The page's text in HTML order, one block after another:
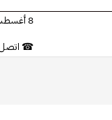
8 أغسطس، 2026 11:55 صباحًا
☎